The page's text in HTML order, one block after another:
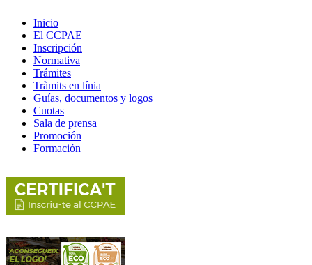
Inicio
El CCPAE
Inscripción
Normativa
Trámites
Tràmits en línia
Guías, documentos y logos
Cuotas
Sala de prensa
Promoción
Formación